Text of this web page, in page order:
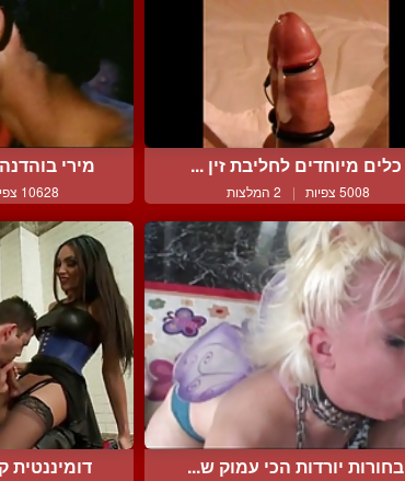
כלים מיוחדים לחליבת זין ...
5008 צפיות | 2 המלצות
מירי
10628 צפיות
בחורות יורדות הכי עמוק ש... דומיננטית